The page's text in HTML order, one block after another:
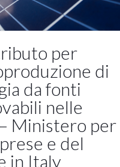
per
di
da fonti
nelle
Ministero per
e del
in Italy